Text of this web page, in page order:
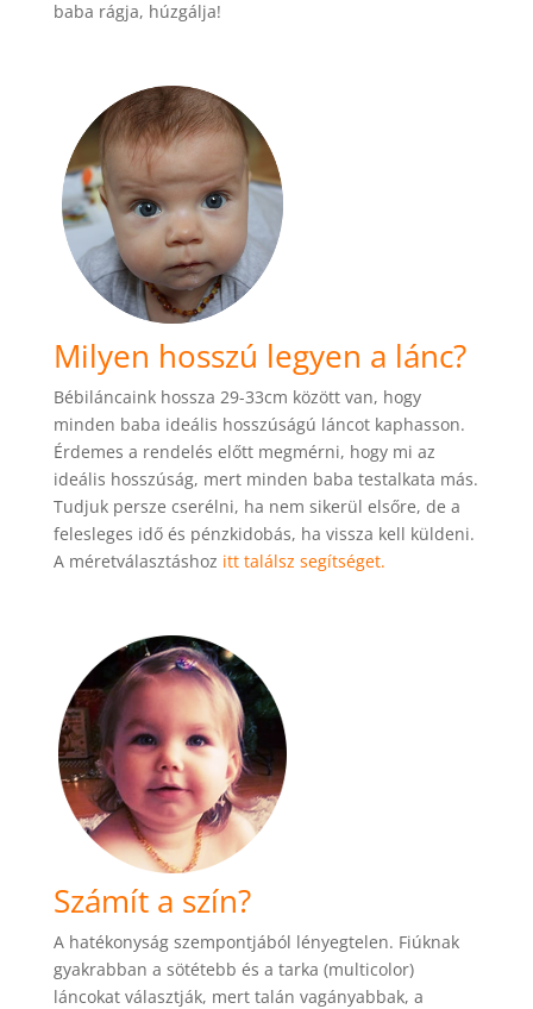
baba rágja, húzgálja!
Milyen hosszú legyen a lánc?
Bébiláncaink hossza 29-33cm között van, hogy
minden baba ideális hosszúságú láncot kaphasson.
Érdemes a rendelés előtt megmérni, hogy mi az
ideális hosszúság, mert minden baba testalkata más.
Tudjuk persze cserélni, ha nem sikerül elsőre, de a
felesleges idő és pénzkidobás, ha vissza kell küldeni.
A méretválasztáshoz itt találsz segítséget.
Számít a szín?
A hatékonyság szempontjából lényegtelen. Fiúknak
gyakrabban a sötétebb és a tarka (multicolor)
láncokat választják, mert talán vagányabbak, a